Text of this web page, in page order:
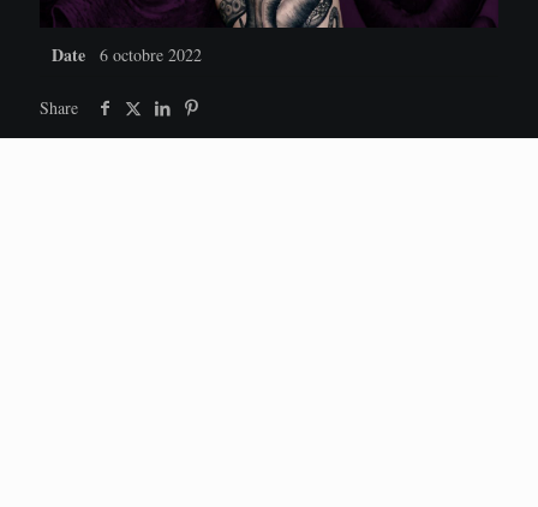
Date 6 octobre 2022
Share